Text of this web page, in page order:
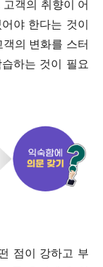
객의 취향이 어
야 한다는 것이
의 변화를 스터
하는 것이 필요
점이 강하고 부